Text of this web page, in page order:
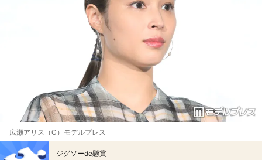
広瀬アリス（C）モデルプレス
ジグソーde懸賞